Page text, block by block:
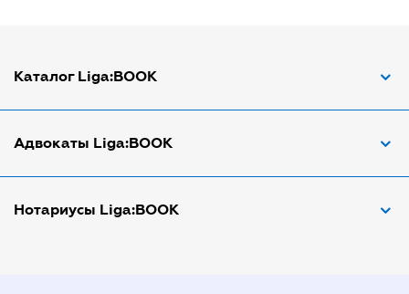
Каталог Liga:BOOK
Адвокат по трудовым спорам
Арбитражный управляющий
Адвокаты Liga:BOOK
Адвокаты в Днепре
Нотариусы Liga:BOOK